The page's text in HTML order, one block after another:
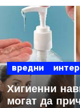
вредни
Хигиенни
могат да